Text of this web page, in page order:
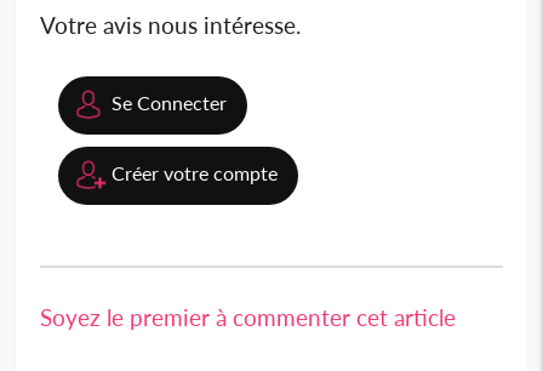
Votre avis nous intéresse.
Se Connecter
Créer votre compte
Soyez le premier à commenter cet article